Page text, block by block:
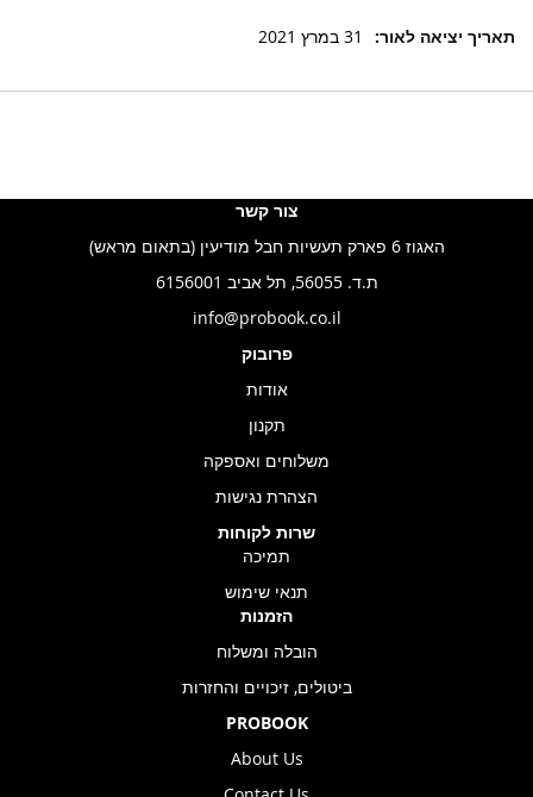
מידע
31 במרץ 2021
צור קשר
האגוז 6 פארק תעשיות חבל מודיעין (בתאום מראש)
ת.ד. 56055, תל אביב 6156001
info@probook.co.il
פרובוק
אודות
תקנון
משלוחים ואספקה
הצהרת נגישות
שרות לקוחות
תמיכה
תנאי שימוש
הזמנות
הובלה ומשלוח
ביטולים, זיכויים והחזרות
PROBOOK
About Us